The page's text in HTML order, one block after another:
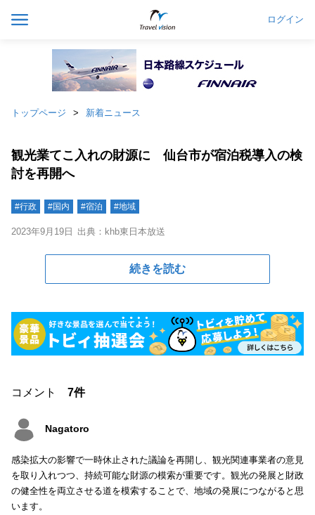
ログイン
トップページ 新着ニュース
観光業てこ入れの財源に 仙台市が宿泊税導入の検
討を再開へ
#行政 #国内 #宿泊 #地域
2023年9月19日 出典：khb東日本放送
続きを読む
コメント 7件
Nagatoro
感染拡大の影響で一時休止された議論を再開し、観光関連事業者の意見
を取り入れつつ、持続可能な財源の模索が重要です。観光の発展と財政
の健全性を両立させる道を模索することで、地域の発展につながると思
います。